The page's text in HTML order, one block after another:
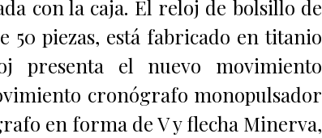
con la caja. El reloj de bolsillo de
50 piezas, está fabricado en titanio
presenta el nuevo movimiento
cronógrafo monopulsador
en forma de V y flecha Minerva,